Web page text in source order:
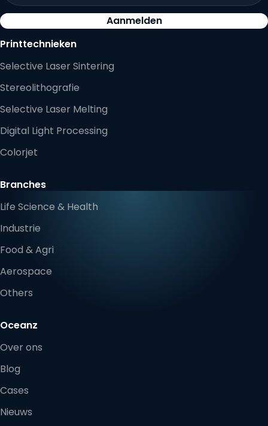
Aanmelden
Printtechnieken
Selective Laser Sintering
Stereolithografie
Selective Laser Melting
Digital Light Processing
Colorjet
Branches
Life Science & Health
Industrie
Food & Agri
Aerospace
Others
Oceanz
Over ons
Blog
Cases
Nieuws